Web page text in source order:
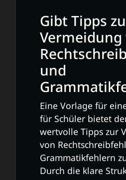
Gibt Tipps
Vermeidung
und
Eine Vorlage für
für Schüler bietet
wertvolle Tipps zur
von
Grammatikfehlern
Durch die klare